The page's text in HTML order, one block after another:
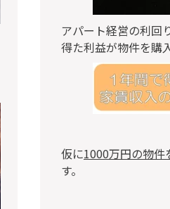
アパート経営の利回
得た利益が物件を購
仮に1000万円の物件
す。